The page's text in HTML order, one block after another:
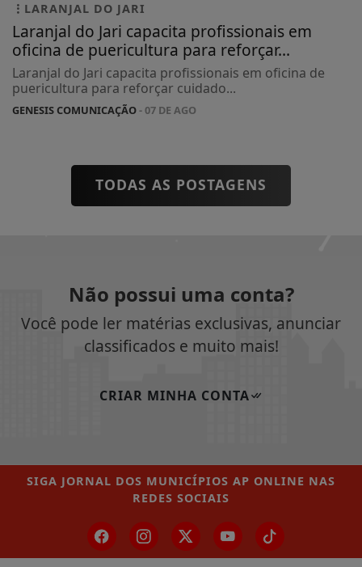
LARANJAL DO JARI
Laranjal do Jari capacita profissionais em
oficina de puericultura para reforçar...
Laranjal do Jari capacita profissionais em oficina de
puericultura para reforçar cuidado...
GENESIS COMUNICAÇÃO- 07 DE AGO
TODAS AS POSTAGENS
Não possui uma conta?
Você pode ler matérias exclusivas, anunciar
classificados e muito mais!
CRIAR MINHA CONTA
SIGA JORNAL DOS MUNICÍPIOS AP ONLINE NAS
REDES SOCIAIS